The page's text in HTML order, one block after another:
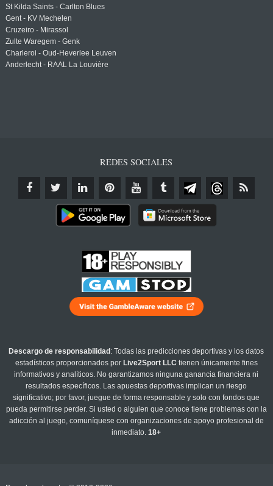
St Kilda Saints - Carlton Blues
Gent - KV Mechelen
Cruzeiro - Mirassol
Zulte Waregem - Genk
Charleroi - Oud-Heverlee Leuven
Anderlecht - RAAL La Louvière
REDES SOCIALES
Descargo de responsabilidad : Todas las predicciones deportivas y los datos
estadísticos proporcionados por Live2Sport LLC tienen únicamente fines
informativos y analíticos. No garantizamos ninguna ganancia financiera ni
resultados específicos. Las apuestas deportivas implican un riesgo
significativo; por favor, juegue de forma responsable y solo con fondos que
pueda permitirse perder. Si usted o alguien que conoce tiene problemas con la
adicción al juego, comuníquese con organizaciones de apoyo profesional de
inmediato.18+